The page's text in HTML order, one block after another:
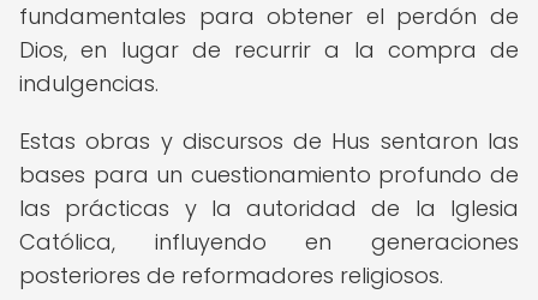
fundamentales para obtener el perdón de
Dios, en lugar de recurrir a la compra de
indulgencias.
Estas obras y discursos de Hus sentaron las
bases para un cuestionamiento profundo de
las prácticas y la autoridad de la Iglesia
Católica, influyendo en generaciones
posteriores de reformadores religiosos.